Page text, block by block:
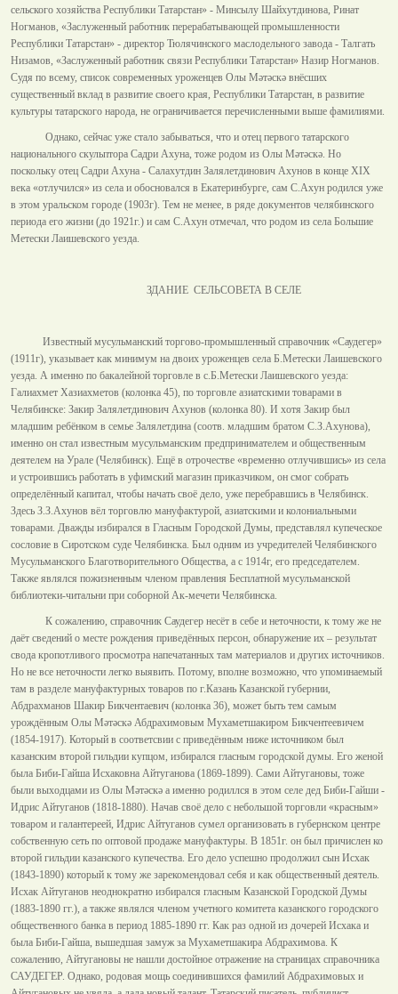
сельского хозяйства Республики Татарстан» - Минсылу Шайхутдинова, Ринат
Ногманов, «Заслуженный работник перерабатывающей промышленности
Республики Татарстан» - директор Тюлячинского маслодельного завода - Талгать
Низамов, «Заслуженный работник связи Республики Татарстан» Назир Ногманов.
Судя по всему, список современных уроженцев Олы Мәтәскә внёсших
существенный вклад в развитие своего края, Республики Татарстан, в развитие
культуры татарского народа, не ограничивается перечисленными выше фамилиями.
Однако, сейчас уже стало забываться, что и отец первого татарского
национального скульптора Садри Ахуна, тоже родом из Олы Мәтәскә. Но
поскольку отец Садри Ахуна - Салахутдин Залялетдинович Ахунов в конце XIX
века «отлучился» из села и обосновался в Екатеринбурге, сам С.Ахун родился уже
в этом уральском городе (1903г). Тем не менее, в ряде документов челябинского
периода его жизни (до 1921г.) и сам С.Ахун отмечал, что родом из села Большие
Метески Лаишевского уезда.
ЗДАНИЕ СЕЛЬСОВЕТА В СЕЛЕ
Известный мусульманский торгово-промышленный справочник «Саудегер»
(1911г), указывает как минимум на двоих уроженцев села Б.Метески Лаишевского
уезда. А именно по бакалейной торговле в с.Б.Метески Лаишевского уезда:
Галиахмет Хазиахметов (колонка 45), по торговле азиатскими товарами в
Челябинске: Закир Залялетдинович Ахунов (колонка 80). И хотя Закир был
младшим ребёнком в семье Залялетдина (соотв. младшим братом С.З.Ахунова),
именно он стал известным мусульманским предпринимателем и общественным
деятелем на Урале (Челябинск). Ещё в отрочестве «временно отлучившись» из села
и устроившись работать в уфимский магазин приказчиком, он смог собрать
определённый капитал, чтобы начать своё дело, уже перебравшись в Челябинск.
Здесь З.З.Ахунов вёл торговлю мануфактурой, азиатскими и колониальными
товарами. Дважды избирался в Гласным Городской Думы, представлял купеческое
сословие в Сиротском суде Челябинска. Был одним из учредителей Челябинского
Мусульманского Благотворительного Общества, а с 1914г, его председателем.
Также являлся пожизненным членом правления Бесплатной мусульманской
библиотеки-читальни при соборной Ак-мечети Челябинска.
К сожалению, справочник Саудегер несёт в себе и неточности, к тому же не
даёт сведений о месте рождения приведённых персон, обнаружение их – результат
свода кропотливого просмотра напечатанных там материалов и других источников.
Но не все неточности легко выявить. Потому, вполне возможно, что упоминаемый
там в разделе мануфактурных товаров по г.Казань Казанской губернии,
Абдрахманов Шакир Бикчентаевич (колонка 36), может быть тем самым
урождённым Олы Мәтәскә Абдрахимовым Мухаметшакиром Бикчентеевичем
(1854-1917). Который в соответсвии с приведённым ниже источником был
казанским второй гильдии купцом, избирался гласным городской думы. Его женой
была Биби-Гайша Исхаковна Айтуганова (1869-1899). Сами Айтугановы, тоже
были выходцами из Олы Мәтәскә а именно родиллся в этом селе дед Биби-Гайши -
Идрис Айтуганов (1818-1880). Начав своё дело с небольшой торговли «красным»
товаром и галантереей, Идрис Айтуганов сумел организовать в губернском центре
собственную сеть по оптовой продаже мануфактуры. В 1851г. он был причислен ко
второй гильдии казанского купечества. Его дело успешно продолжил сын Исхак
(1843-1890) который к тому же зарекомендовал себя и как общественный деятель.
Исхак Айтуганов неоднократно избирался гласным Казанской Городской Думы
(1883-1890 гг.), а также являлся членом учетного комитета казанского городского
общественного банка в период 1885-1890 гг. Как раз одной из дочерей Исхака и
была Биби-Гайша, вышедшая замуж за Мухаметшакира Абдрахимова. К
сожалению, Айтугановы не нашли достойное отражение на страницах справочника
САУДЕГЕР. Однако, родовая мощь соединившихся фамилий Абдрахимовых и